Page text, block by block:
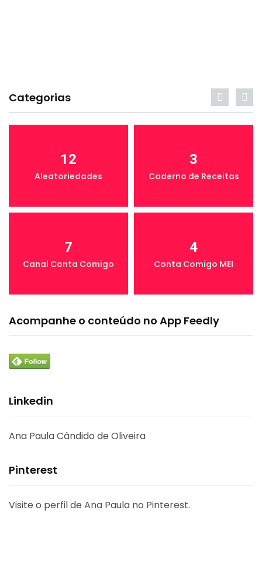
Categorias
12
Aleatoriedades
3
Caderno de Receitas
7
Canal Conta Comigo
4
Conta Comigo MEI
Acompanhe o conteúdo no App Feedly
Linkedin
Ana Paula Cândido de Oliveira
Pinterest
Visite o perfil de Ana Paula no Pinterest.